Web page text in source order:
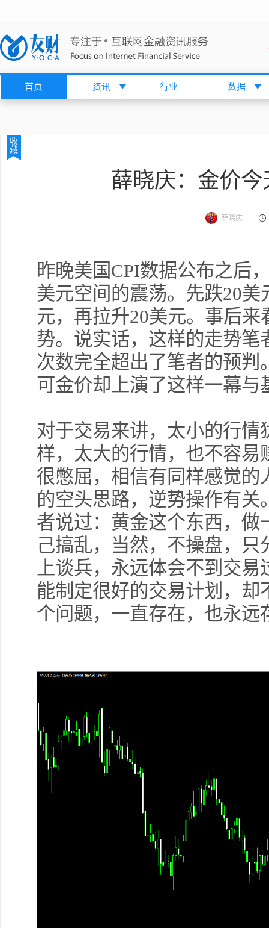
首页 资讯 行业 数据
收
藏
薛晓庆：金价
薛晓庆
昨晚美国CPI数据公布之后
美元空间的震荡。先跌20美
元，再拉升20美元。事后来
势。说实话，这样的走势
次数完全超出了笔者的预判
可金价却上演了这样一幕
对于交易来讲，太小的行
样，太大的行情，也不容易
很憋屈，相信有同样感觉
的空头思路，逆势操作有
者说过：黄金这个东西，
己搞乱，当然，不操盘，
上谈兵，永远体会不到交
能制定很好的交易计划，
个问题，一直存在，也永远